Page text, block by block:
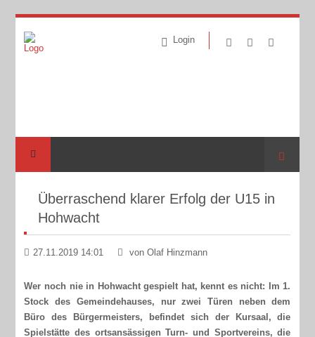
Login
Suche
Überraschend klarer Erfolg der U15 in
Hohwacht
27.11.2019 14:01 von Olaf Hinzmann
Wer noch nie in Hohwacht gespielt hat, kennt es nicht: Im 1.
Stock des Gemeindehauses, nur zwei Türen neben dem
Büro des Bürgermeisters, befindet sich der Kursaal, die
Spielstätte des ortsansässigen Turn- und Sportvereins, die